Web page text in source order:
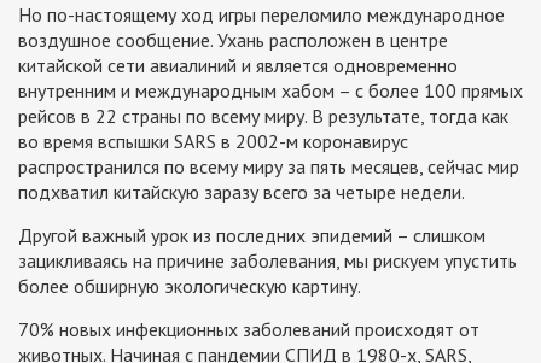
Но по-настоящему ход игры переломило международное
воздушное сообщение. Ухань расположен в центре
китайской сети авиалиний и является одновременно
внутренним и международным хабом – с более 100 прямых
рейсов в 22 страны по всему миру. В результате, тогда как
во время вспышки SARS в 2002-м коронавирус
распространился по всему миру за пять месяцев, сейчас мир
подхватил китайскую заразу всего за четыре недели.
Другой важный урок из последних эпидемий – слишком
зацикливаясь на причине заболевания, мы рискуем упустить
более обширную экологическую картину.
70% новых инфекционных заболеваний происходят от
животных. Начиная с пандемии СПИД в 1980-х, SARS,